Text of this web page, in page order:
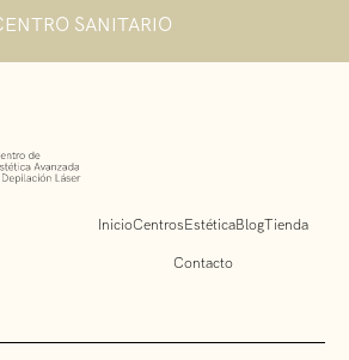
SANITARIO
InicioCentrosEstéticaBlogTienda
Contacto